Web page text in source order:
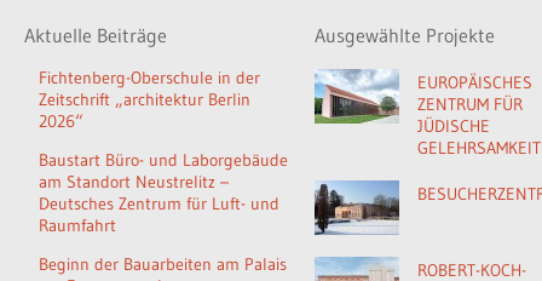
Aktuelle Beiträge
Fichtenberg-Oberschule in der
Zeitschrift „architektur Berlin
2026“
Baustart Büro- und Laborgebäude
am Standort Neustrelitz –
Deutsches Zentrum für Luft- und
Raumfahrt
Beginn der Bauarbeiten am Palais
Ausgewählte Projekte
EUROPÄISCHES
ZENTRUM FÜR
JÜDISCHE
GELEHRSAMKEIT
ROBERT-KOCH-